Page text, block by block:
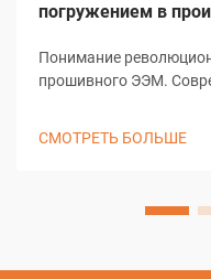
погружением в
Понимание
прошивного ЭЭМ.
СМОТРЕТЬ БОЛЬШЕ